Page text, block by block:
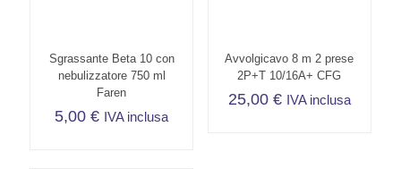
Sgrassante Beta 10 con
nebulizzatore 750 ml
Faren
5,00€ IVA inclusa
Avvolgicavo 8 m 2 prese
2P+T 10/16A+ CFG
25,00 € IVA inclusa